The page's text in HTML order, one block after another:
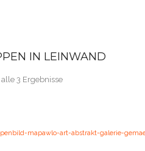
IN LEINWAND
3 Ergebnisse